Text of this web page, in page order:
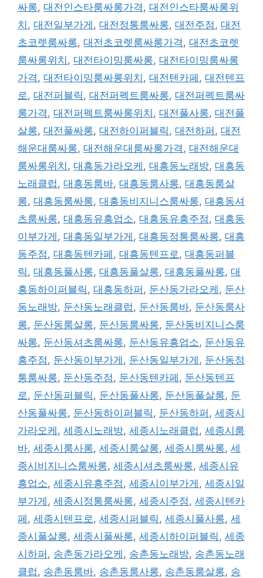
싸롱, 대전인스타룸싸롱가격 , 대전인스타룸싸롱위
치 , 대전일부가게 , 대전정통룸싸롱, 대전주점 , 대전
초코렛룸싸롱, 대전초코렛룸싸롱가격 , 대전초코렛
룸싸롱위치 , 대전타이밍룸싸롱, 대전타이밍룸싸롱
가격 , 대전타이밍룸싸롱위치 , 대전텐카페 , 대전텐프
로 , 대전퍼블릭 , 대전퍼펙트룸싸롱, 대전퍼펙트룸싸
롱가격 , 대전퍼펙트룸싸롱위치 , 대전풀사롱, 대전풀
살롱, 대전풀싸롱, 대전하이퍼블릭 , 대전하퍼 , 대전
해운대룸싸롱, 대전해운대룸싸롱가격 , 대전해운대
룸싸롱위치 , 대흥동가라오케 , 대흥동노래방, 대흥동
노래클럽 , 대흥동룸바, 대흥동룸사롱, 대흥동룸살
롱, 대흥동룸싸롱, 대흥동비지니스룸싸롱, 대흥동셔
츠룸싸롱, 대흥동유흥업소, 대흥동유흥주점 , 대흥동
이부가게 , 대흥동일부가게 , 대흥동정통룸싸롱, 대흥
동주점 , 대흥동텐카페 , 대흥동텐프로 , 대흥동퍼블
릭 , 대흥동풀사롱, 대흥동풀살롱, 대흥동풀싸롱, 대
흥동하이퍼블릭 , 대흥동하퍼 , 둔산동가라오케 , 둔산
동노래방, 둔산동노래클럽 , 둔산동룸바, 둔산동룸사
롱, 둔산동룸살롱, 둔산동룸싸롱, 둔산동비지니스룸
싸롱, 둔산동셔츠룸싸롱, 둔산동유흥업소, 둔산동유
흥주점 , 둔산동이부가게 , 둔산동일부가게 , 둔산동정
통룸싸롱, 둔산동주점 , 둔산동텐카페 , 둔산동텐프
로 , 둔산동퍼블릭 , 둔산동풀사롱, 둔산동풀살롱, 둔
산동풀싸롱, 둔산동하이퍼블릭 , 둔산동하퍼 , 세종시
가라오케 , 세종시노래방, 세종시노래클럽 , 세종시룸
바, 세종시룸사롱, 세종시룸살롱, 세종시룸싸롱, 세
종시비지니스룸싸롱, 세종시셔츠룸싸롱, 세종시유
흥업소, 세종시유흥주점 , 세종시이부가게 , 세종시일
부가게 , 세종시정통룸싸롱, 세종시주점 , 세종시텐카
페 , 세종시텐프로 , 세종시퍼블릭 , 세종시풀사롱, 세
종시풀살롱, 세종시풀싸롱, 세종시하이퍼블릭 , 세종
시하퍼 , 송촌동가라오케 , 송촌동노래방, 송촌동노래
클럽 , 송촌동룸바, 송촌동룸사롱, 송촌동룸살롱, 송